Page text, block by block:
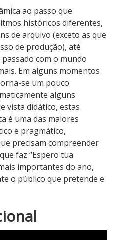
ao passo que
históricos diferentes,
de arquivo (exceto as que
de produção), até
com o mundo
Em alguns momentos
se um pouco
alguns
vista didático, estas
é uma das maiores
e pragmático,
precisam compreender
faz “Espero tua
importantes do ano,
o público que pretende e